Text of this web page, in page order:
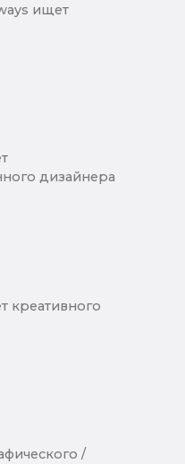
ищет
дизайнера
креативного
/